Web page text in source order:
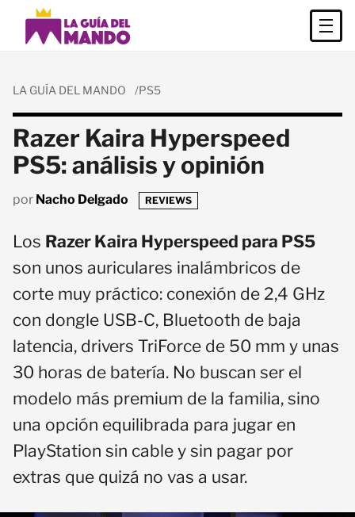
LA GUÍA DEL MANDO PS5
Razer Kaira Hyperspeed
PS5: análisis y opinión
por Nacho Delgado REVIEWS
Los Razer Kaira Hyperspeed para PS5
son unos auriculares inalámbricos de
corte muy práctico: conexión de 2,4 GHz
con dongle USB-C, Bluetooth de baja
latencia, drivers TriForce de 50 mm y unas
30 horas de batería. No buscan ser el
modelo más premium de la familia, sino
una opción equilibrada para jugar en
PlayStation sin cable y sin pagar por
extras que quizá no vas a usar.